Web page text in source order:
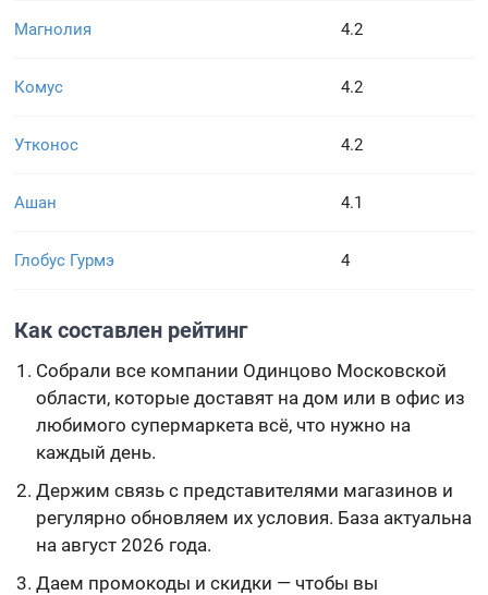
Магнолия 4.2
Комус 4.2
Утконос 4.2
Ашан 4.1
Глобус Гурмэ 4
Как составлен рейтинг
Собрали все компании Одинцово Московской
области, которые доставят на дом или в офис из
любимого супермаркета всё, что нужно на
каждый день.
Держим связь с представителями магазинов и
регулярно обновляем их условия. База актуальна
на август 2026 года.
Даем промокоды и скидки — чтобы вы